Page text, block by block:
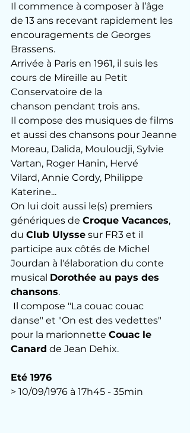
Il commence à composer à l’âge
de 13 ans recevant rapidement les
encouragements de Georges
Brassens.
Arrivée à Paris en 1961, il suis les
cours de Mireille au Petit
Conservatoire de la
chanson pendant trois ans.
Il compose des musiques de films
et aussi des chansons pour Jeanne
Moreau, Dalida, Mouloudji, Sylvie
Vartan, Roger Hanin, Hervé
Vilard, Annie Cordy, Philippe
Katerine...
On lui doit aussi le(s) premiers
génériques de Croque Vacances,
du Club Ulysse sur FR3 et il
participe aux côtés de Michel
Jourdan à l'élaboration du conte
musical Dorothée au pays des
chansons.
Il compose "La couac couac
danse" et "On est des vedettes"
pour la marionnette Couac le
Canard de Jean Dehix.
Eté 1976
> 10/09/1976 à 17h45 - 35min